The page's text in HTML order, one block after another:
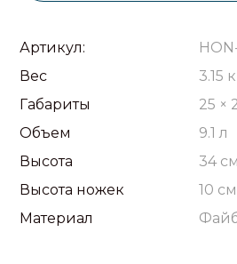
Артикул:
Вес
3.15
Габариты
25 ×
Объем
9.1 л
Высота
34 см
Высота ножек
10 см
Материал